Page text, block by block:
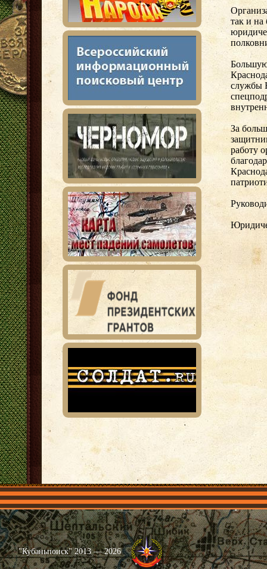
так и на
службы
За
работу
Главная Имена Общественные объединения Проекты
"Кубаньпоиск" 2013 — 2026